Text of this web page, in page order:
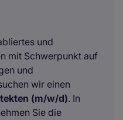
und
mit Schwerpunkt auf
und
wir einen
(m/w/d). In
Sie die